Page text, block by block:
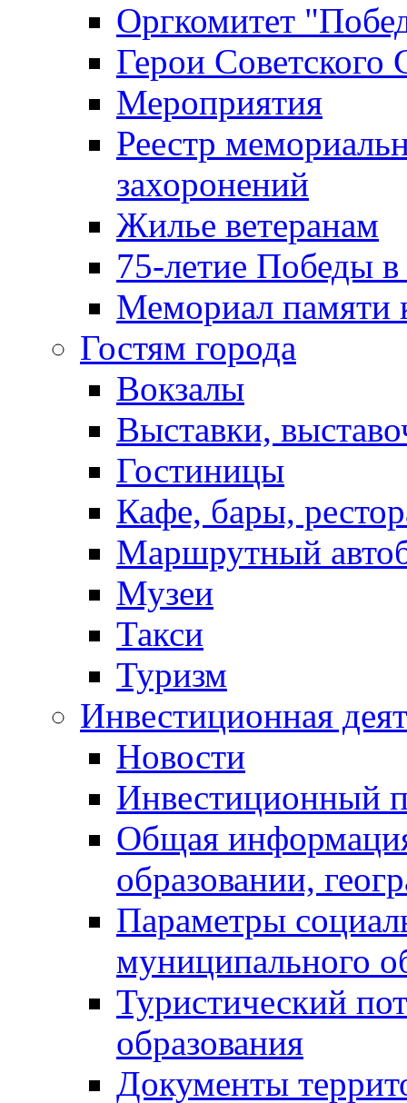
Оргкомитет
Герои Советского
Мероприятия
Реестр
захоронений
Жилье ветеранам
75-летие Победы
Мемориал памяти
Гостям города
Вокзалы
Выставки,
Гостиницы
Кафе, бары,
Маршрутный
Музеи
Такси
Туризм
Инвестиционная
Новости
Инвестиционный
Общая
образовании,
Параметры
муниципального
Туристический
образования
Документы